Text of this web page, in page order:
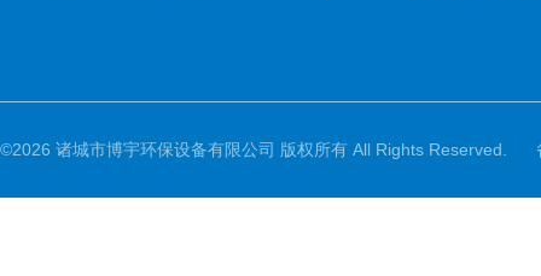
©2026 诸城市博宇环保设备有限公司 版权所有 All Rights Reserved.